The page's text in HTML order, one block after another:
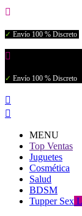

✓ Envío 100 % Discreto

✓ Envío 100 % Discreto


MENU
Top Ventas
Juguetes
Cosmética
Salud
BDSM
Tupper Sex